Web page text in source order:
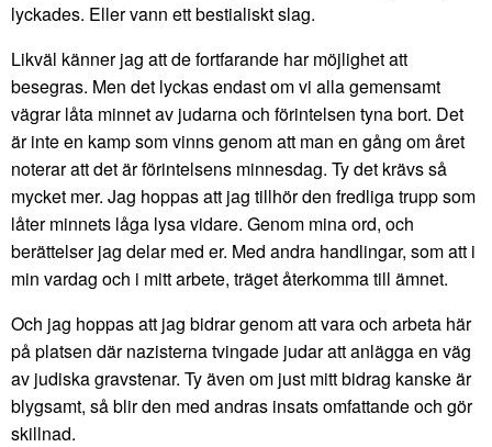
lyckades. Eller vann ett bestialiskt slag.
Likväl känner jag att de fortfarande har möjlighet att
besegras. Men det lyckas endast om vi alla gemensamt
vägrar låta minnet av judarna och förintelsen tyna bort. Det
är inte en kamp som vinns genom att man en gång om året
noterar att det är förintelsens minnesdag. Ty det krävs så
mycket mer. Jag hoppas att jag tillhör den fredliga trupp som
låter minnets låga lysa vidare. Genom mina ord, och
berättelser jag delar med er. Med andra handlingar, som att i
min vardag och i mitt arbete, träget återkomma till ämnet.
Och jag hoppas att jag bidrar genom att vara och arbeta här
på platsen där nazisterna tvingade judar att anlägga en väg
av judiska gravstenar. Ty även om just mitt bidrag kanske är
blygsamt, så blir den med andras insats omfattande och gör
skillnad.